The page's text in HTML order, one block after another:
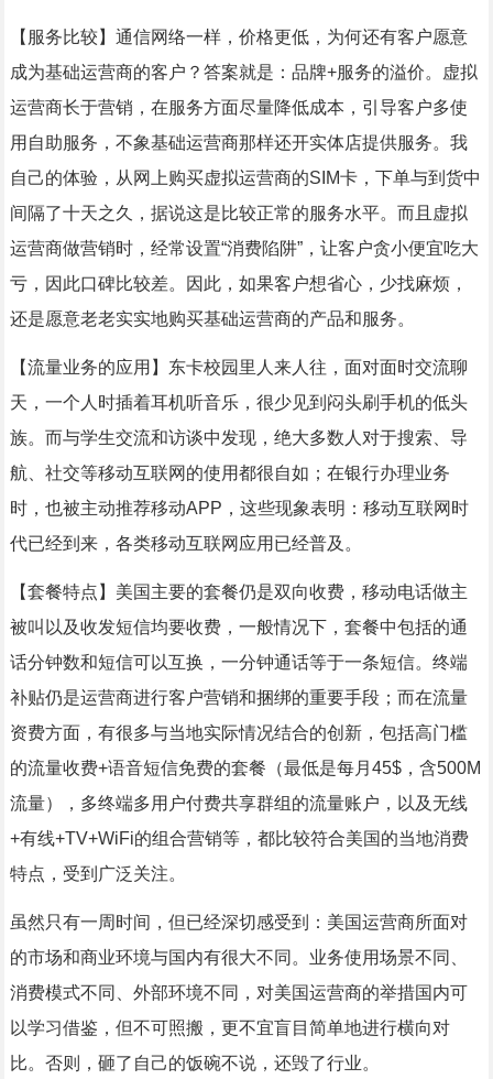
【服务比较】通信网络一样，价格更低，为何还有客户愿意
成为基础运营商的客户？答案就是：品牌+服务的溢价。虚拟
运营商长于营销，在服务方面尽量降低成本，引导客户多使
用自助服务，不象基础运营商那样还开实体店提供服务。我
自己的体验，从网上购买虚拟运营商的SIM卡，下单与到货中
间隔了十天之久，据说这是比较正常的服务水平。而且虚拟
运营商做营销时，经常设置“消费陷阱”，让客户贪小便宜吃大
亏，因此口碑比较差。因此，如果客户想省心，少找麻烦，
还是愿意老老实实地购买基础运营商的产品和服务。
【流量业务的应用】东卡校园里人来人往，面对面时交流聊
天，一个人时插着耳机听音乐，很少见到闷头刷手机的低头
族。而与学生交流和访谈中发现，绝大多数人对于搜索、导
航、社交等移动互联网的使用都很自如；在银行办理业务
时，也被主动推荐移动APP，这些现象表明：移动互联网时
代已经到来，各类移动互联网应用已经普及。
【套餐特点】美国主要的套餐仍是双向收费，移动电话做主
被叫以及收发短信均要收费，一般情况下，套餐中包括的通
话分钟数和短信可以互换，一分钟通话等于一条短信。终端
补贴仍是运营商进行客户营销和捆绑的重要手段；而在流量
资费方面，有很多与当地实际情况结合的创新，包括高门槛
的流量收费+语音短信免费的套餐（最低是每月45$，含500M
流量），多终端多用户付费共享群组的流量账户，以及无线
+有线+TV+WiFi的组合营销等，都比较符合美国的当地消费
特点，受到广泛关注。
虽然只有一周时间，但已经深切感受到：美国运营商所面对
的市场和商业环境与国内有很大不同。业务使用场景不同、
消费模式不同、外部环境不同，对美国运营商的举措国内可
以学习借鉴，但不可照搬，更不宜盲目简单地进行横向对
比。否则，砸了自己的饭碗不说，还毁了行业。